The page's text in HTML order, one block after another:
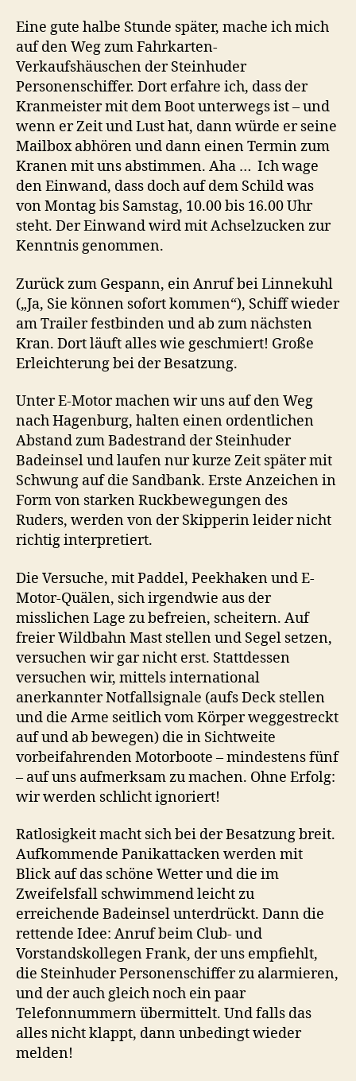
Eine gute halbe Stunde später, mache ich mich
auf den Weg zum Fahrkarten-
Verkaufshäuschen der Steinhuder
Personenschiffer. Dort erfahre ich, dass der
Kranmeister mit dem Boot unterwegs ist – und
wenn er Zeit und Lust hat, dann würde er seine
Mailbox abhören und dann einen Termin zum
Kranen mit uns abstimmen. Aha … Ich wage
den Einwand, dass doch auf dem Schild was
von Montag bis Samstag, 10.00 bis 16.00 Uhr
steht. Der Einwand wird mit Achselzucken zur
Kenntnis genommen.
Zurück zum Gespann, ein Anruf bei Linnekuhl
(„Ja, Sie können sofort kommen“), Schiff wieder
am Trailer festbinden und ab zum nächsten
Kran. Dort läuft alles wie geschmiert! Große
Erleichterung bei der Besatzung.
Unter E-Motor machen wir uns auf den Weg
nach Hagenburg, halten einen ordentlichen
Abstand zum Badestrand der Steinhuder
Badeinsel und laufen nur kurze Zeit später mit
Schwung auf die Sandbank. Erste Anzeichen in
Form von starken Ruckbewegungen des
Ruders, werden von der Skipperin leider nicht
richtig interpretiert.
Die Versuche, mit Paddel, Peekhaken und E-
Motor-Quälen, sich irgendwie aus der
misslichen Lage zu befreien, scheitern. Auf
freier Wildbahn Mast stellen und Segel setzen,
versuchen wir gar nicht erst. Stattdessen
versuchen wir, mittels international
anerkannter Notfallsignale (aufs Deck stellen
und die Arme seitlich vom Körper weggestreckt
auf und ab bewegen) die in Sichtweite
vorbeifahrenden Motorboote – mindestens fünf
– auf uns aufmerksam zu machen. Ohne Erfolg:
wir werden schlicht ignoriert!
Ratlosigkeit macht sich bei der Besatzung breit.
Aufkommende Panikattacken werden mit
Blick auf das schöne Wetter und die im
Zweifelsfall schwimmend leicht zu
erreichende Badeinsel unterdrückt. Dann die
rettende Idee: Anruf beim Club- und
Vorstandskollegen Frank, der uns empfiehlt,
die Steinhuder Personenschiffer zu alarmieren,
und der auch gleich noch ein paar
Telefonnummern übermittelt. Und falls das
alles nicht klappt, dann unbedingt wieder
melden!